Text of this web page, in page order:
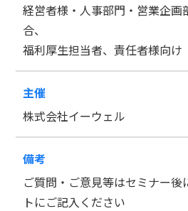
経営者様・人事部門・営業企画
合、
福利厚生担当者、責任者様向け
主催
株式会社イーウェル
備考
ご質問・ご意見等はセミナー後
トにご記入ください